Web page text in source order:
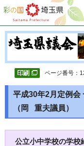
彩の国 埼玉県
ページ番号：
平成30年2月定例会
（岡 重夫議員）
公立小中学校の学校